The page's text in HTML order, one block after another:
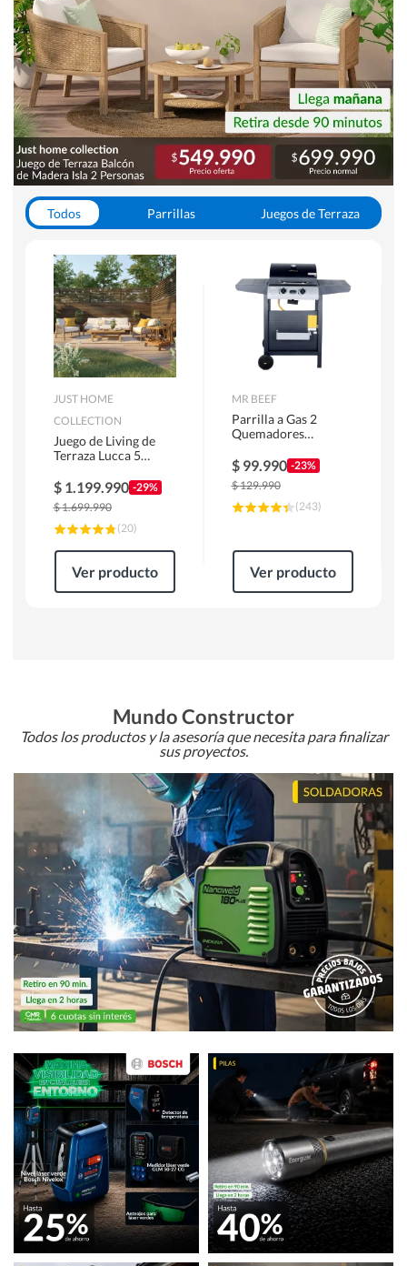
Todos Parrillas
Juegos de Terraza
JUST HOME
COLLECTION
Juego de Living de
Terraza Lucca 5
$ 1.199.990 -29%
$1.699.990
(20)
Ver producto
MR BEEF
Parrilla a Gas 2
Quemadores
$ 99.990 -23%
$129.990
(243)
Ver producto
Mundo Constructor
Todos los productos y la asesoría que necesita para finalizar
sus proyectos.